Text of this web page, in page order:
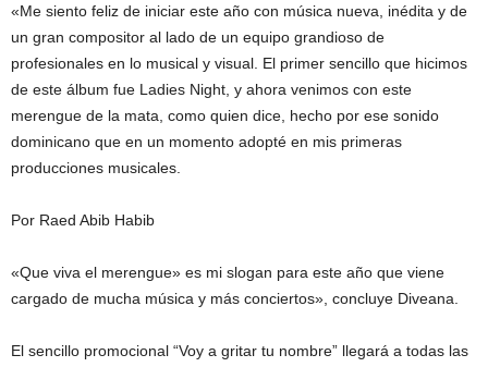
«Me siento feliz de iniciar este año con música nueva, inédita y de
un gran compositor al lado de un equipo grandioso de
profesionales en lo musical y visual. El primer sencillo que hicimos
de este álbum fue Ladies Night, y ahora venimos con este
merengue de la mata, como quien dice, hecho por ese sonido
dominicano que en un momento adopté en mis primeras
producciones musicales.
Por Raed Abib Habib
«Que viva el merengue» es mi slogan para este año que viene
cargado de mucha música y más conciertos», concluye Diveana.
El sencillo promocional “Voy a gritar tu nombre” llegará a todas las